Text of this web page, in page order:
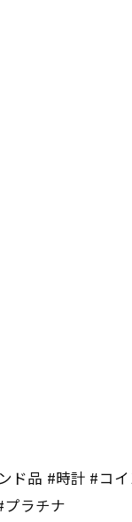
ド品 #時計 #コ
ラチナ